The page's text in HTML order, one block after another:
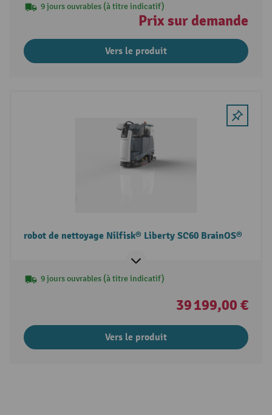
9 jours ouvrables (à titre indicatif)
Prix sur demande
Vers le produit
robot de nettoyage Nilfisk® Liberty SC60 BrainOS®
9 jours ouvrables (à titre indicatif)
39 199,00 €
Vers le produit